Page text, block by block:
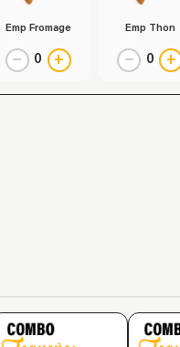
Emp Fromage
− 0 +
Emp Thon
− 0 +